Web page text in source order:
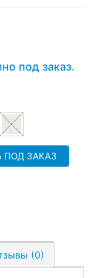
под заказ.
ЗАКАЗ
(0)